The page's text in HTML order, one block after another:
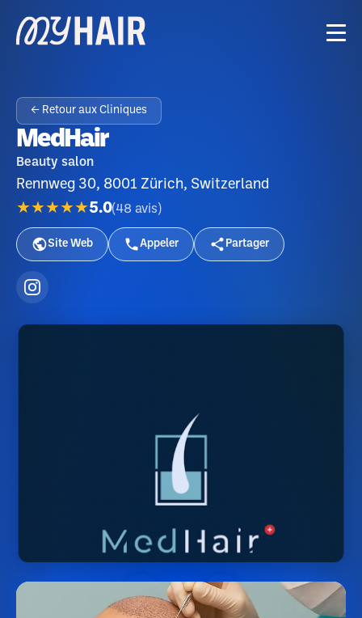
← Retour aux Cliniques
MedHair
Beauty salon
Rennweg 30, 8001 Zürich, Switzerland
★★★★★5.0(48 avis )
Site Web Appeler Partager